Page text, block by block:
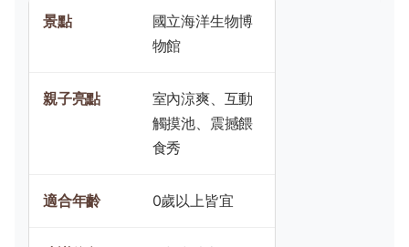
國立海洋生物博
物館
室內涼爽、互動
觸摸池、震撼餵
食秀
0歲以上皆宜